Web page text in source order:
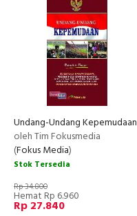
Undang-Undang Kepemudaan
oleh Tim Fokusmedia
(Fokus Media)
Stok Tersedia
Rp 34.800
Hemat Rp 6.960
Rp 27.840